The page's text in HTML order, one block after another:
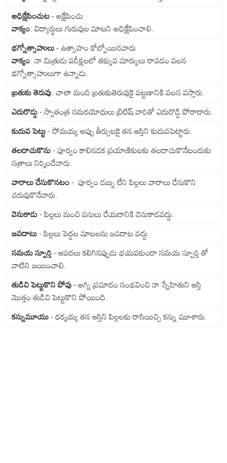
అధిక్షేపించుట- ఆక్షేపించు
వాక్యం: విద్యార్థులు గురువుల మాటని అధిక్షేపించాలి.
భగ్నోత్సాహులు- ఉత్సాహం కోల్పోయినవారు
వాక్యం: నా మిత్రుడు పరీక్షలలో తక్కువ మార్కులు రావడం వలన
భగ్నోత్సాహులుగా ఉన్నాడు.
బ్రతుకు తెరువు: చాలా మంది బ్రతుకుతెరువుకై పట్టణానికి వలస వస్తారు.
ఎదురొడ్డు- స్వాతంత్ర సమరయోధులు బ్రిటిష్ వారితో ఎదురొడ్డి పోరాడారు.
కుదువ పెట్టు- సోమయ్య అప్పు తీర్చుటకై తన ఆస్తిని కుదువపెట్టారు.
తలదాచుకొను- పూర్వం కాలినడక ప్రయాణికులకు తలదాచుకొనేటందుకు
సత్రాలు నిర్మించేవారు.
వారాలు చేసుకొనటం- పూర్వం డబ్బు లేని పిల్లలు వారాలు చేసుకొని
చదువుకొనేవారు.
వెనుకాడు- పిల్లలు మంచి పనులు చేయడానికి వెనుకాడవద్దు.
జవదాటు- పిల్లలు పెద్దల మాటలను జవదాట వద్దు.
సమయ స్పూర్తి- ఆపదలు కలిగినప్పుడు భయపకుండా సమయ స్పూర్తి తో
వాటిని జయించాలి.
తుడిచి పెట్టుకొని పోవు- అగ్ని ప్రమాదం సంభవించి నా స్నేహితుని ఆస్తి
మొత్తం తుడిచి పెట్టుకొని పోయింది.
కన్నుమూయు- ధర్మయ్య తన ఆస్తిని పిల్లలకు రాసియిచ్చి కన్ను మూశారు.